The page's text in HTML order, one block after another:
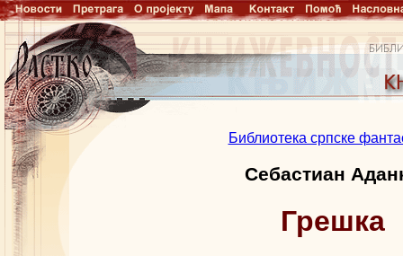
Библиотека српске
Себастиан
Грешка